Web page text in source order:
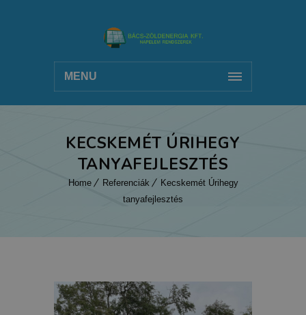
MENU
KECSKEMÉT ÚRIHEGY
TANYAFEJLESZTÉS
Home Referenciák
Kecskemét Úrihegy
tanyafejlesztés